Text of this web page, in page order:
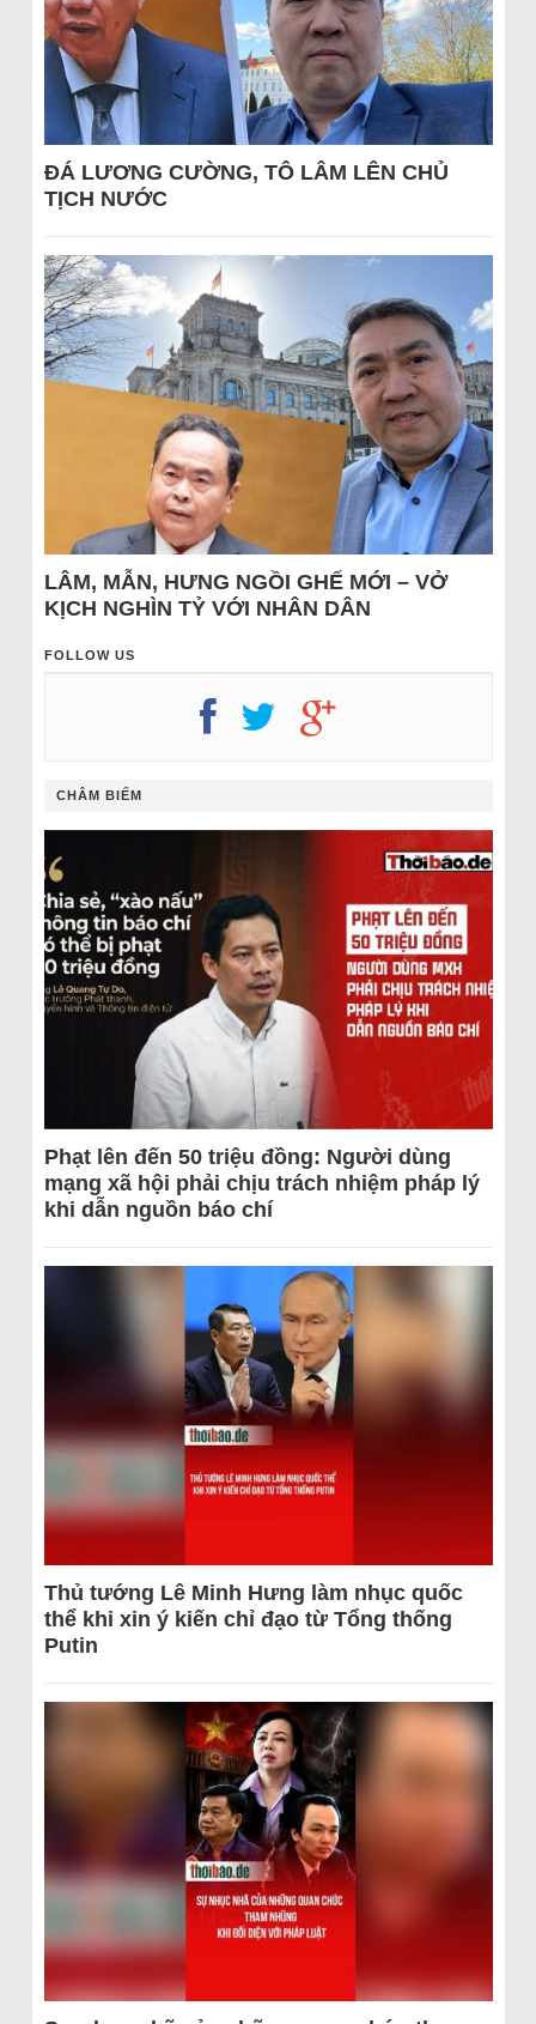
ĐÁ LƯƠNG CƯỜNG, TÔ LÂM LÊN CHỦ
TỊCH NƯỚC
LÂM, MẪN, HƯNG NGỒI GHẾ MỚI – VỞ
KỊCH NGHÌN TỶ VỚI NHÂN DÂN
FOLLOW US
CHÂM BIẾM
Phạt lên đến 50 triệu đồng: Người dùng
mạng xã hội phải chịu trách nhiệm pháp lý
khi dẫn nguồn báo chí
Thủ tướng Lê Minh Hưng làm nhục quốc
thể khi xin ý kiến chỉ đạo từ Tổng thống
Putin